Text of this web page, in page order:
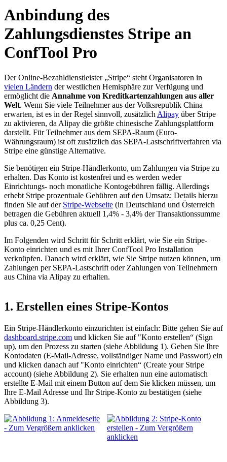
Anbindung des
Zahlungsdienstes Stripe an
ConfTool Pro
Der Online-Bezahldienstleister „Stripe“ steht Organisatoren in
vielen Ländern der westlichen Hemisphäre zur Verfügung und
ermöglicht die Annahme von Kreditkartenzahlungen aus aller
Welt. Wenn Sie viele Teilnehmer aus der Volksrepublik China
erwarten, ist es in der Regel sinnvoll, zusätzlich Alipay über Stripe
zu aktivieren, da Alipay die größte chinesische Zahlungsplattform
darstellt. Für Teilnehmer aus dem SEPA-Raum (Euro-
Währungsraum) ist oft zusätzlich das SEPA-Lastschriftverfahren via
Stripe eine günstige Alternative.
Sie benötigen ein Stripe-Händlerkonto, um Zahlungen via Stripe zu
erhalten. Das Konto ist kostenfrei und es werden weder
Einrichtungs- noch monatliche Kontogebühren fällig. Allerdings
erhebt Stripe prozentuale Gebühren auf den Umsatz; Details hierzu
finden Sie auf der Stripe-Webseite (in Deutschland und Österreich
betragen die Gebühren aktuell 1,4% - 3,4% der Transaktionssumme
plus ca. 0,25 Cent).
Im Folgenden wird Schritt für Schritt erklärt, wie Sie ein Stripe-
Konto einrichten und es mit Ihrer ConfTool Pro Installation
verknüpfen. Danach wird erklärt, wie Sie Stripe nutzen können, um
Zahlungen per SEPA-Lastschrift oder Zahlungen von Teilnehmern
aus China via Alipay zu erhalten.
1. Erstellen eines Stripe-Kontos
Ein Stripe-Händlerkonto einzurichten ist einfach: Bitte gehen Sie auf
dashboard.stripe.com und klicken Sie auf "Konto erstellen“ (Sign
up), um den Prozess zu starten (siehe Abbildung 1). Geben Sie Ihre
Kontodaten (E-Mail-Adresse, vollständiger Name und Passwort) ein
und klicken danach auf "Konto einrichten“ (Create your Stripe
account) (siehe Abbildung 2). Sie erhalten nun eine automatisch
erstellte E-Mail mit einem Button auf dem Sie klicken müssen, um
Ihre E-Mail Adresse und Ihr Stripe-Konto zu bestätigen (siehe
Abbildung 3).